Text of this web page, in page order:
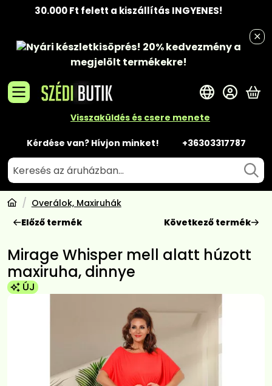
30.000 Ft felett a kiszállítás INGYENES!
Nyári készletkisöprés! 20% kedvezménya
megjelölt termékekre!
Visszaküldés és csere menete
Kérdése van? Hívjon minket! +36303317787
A
Overálok, Maxiruhák
Előző termék
Következő termék
Mirage Whisper mell alatt húzott
maxiruha, dinnye
ÚJ